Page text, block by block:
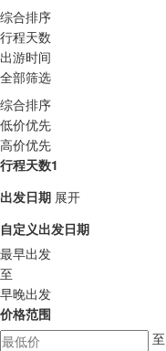
综合排序
行程天数
出游时间
全部筛选
综合排序
低价优先
高价优先
行程天数1
出发日期 展开
自定义出发日期
最早出发
至
早晚出发
价格范围
至